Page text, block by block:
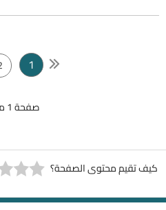
1
صفحة 1 من 2
كيف تقيم محتوى الصفحة؟